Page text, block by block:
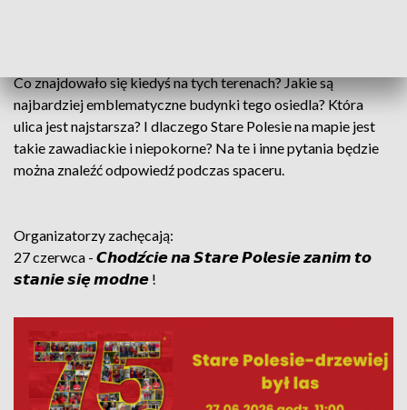
Co znajdowało się kiedyś na tych terenach? Jakie są
najbardziej emblematyczne budynki tego osiedla? Która
ulica jest najstarsza? I dlaczego Stare Polesie na mapie jest
takie zawadiackie i niepokorne? Na te i inne pytania będzie
można znaleźć odpowiedź podczas spaceru.
Organizatorzy zachęcają:
27 czerwca - 𝘾𝙝𝙤𝙙𝙯́𝙘𝙞𝙚 𝙣𝙖 𝙎𝙩𝙖𝙧𝙚 𝙋𝙤𝙡𝙚𝙨𝙞𝙚 𝙯𝙖𝙣𝙞𝙢 𝙩𝙤
𝙨𝙩𝙖𝙣𝙞𝙚 𝙨𝙞𝙚̨ 𝙢𝙤𝙙𝙣𝙚 !